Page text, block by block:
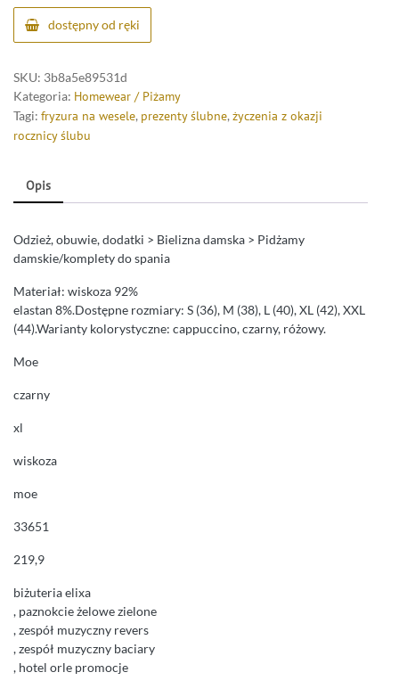
dostępny od ręki
SKU: 3b8a5e89531d
Kategoria: Homewear / Piżamy
Tagi: fryzura na wesele, prezenty ślubne, życzenia z okazji
rocznicy ślubu
Opis
Odzież, obuwie, dodatki > Bielizna damska > Pidżamy
damskie/komplety do spania
Materiał: wiskoza 92%
elastan 8%.Dostępne rozmiary: S (36), M (38), L (40), XL (42), XXL
(44).Warianty kolorystyczne: cappuccino, czarny, różowy.
Moe
czarny
xl
wiskoza
moe
33651
219,9
biżuteria elixa
, paznokcie żelowe zielone
, zespół muzyczny revers
, zespół muzyczny baciary
, hotel orle promocje